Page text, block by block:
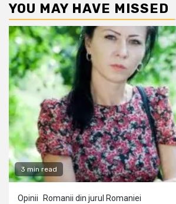
YOU MAY HAVE MISSED
3 min read
Opinii Romanii din jurul Romaniei